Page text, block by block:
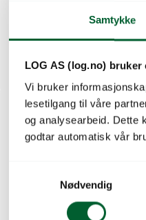
Samtykke
LOG AS (log.no) bruker
Vi bruker
lesetilgang til våre
og analysearbeid. Dette
godtar automatisk vår
Nødvendig